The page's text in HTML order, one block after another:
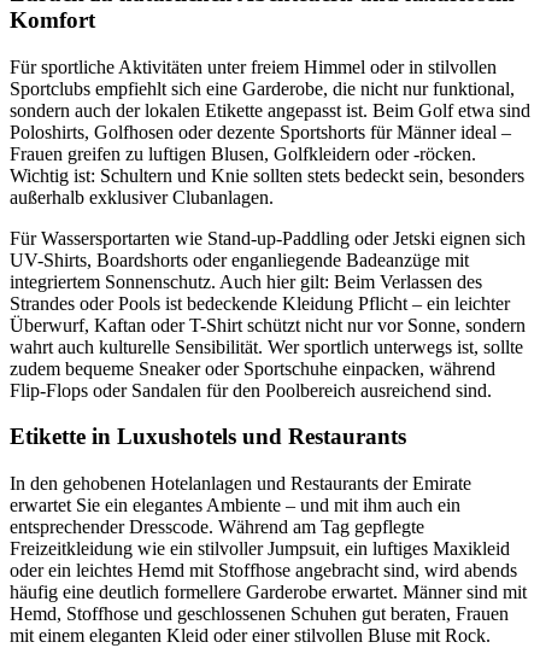
Komfort
Für sportliche Aktivitäten unter freiem Himmel oder in stilvollen
Sportclubs empfiehlt sich eine Garderobe, die nicht nur funktional,
sondern auch der lokalen Etikette angepasst ist. Beim Golf etwa sind
Poloshirts, Golfhosen oder dezente Sportshorts für Männer ideal –
Frauen greifen zu luftigen Blusen, Golfkleidern oder -röcken.
Wichtig ist: Schultern und Knie sollten stets bedeckt sein, besonders
außerhalb exklusiver Clubanlagen.
Für Wassersportarten wie Stand-up-Paddling oder Jetski eignen sich
UV-Shirts, Boardshorts oder enganliegende Badeanzüge mit
integriertem Sonnenschutz. Auch hier gilt: Beim Verlassen des
Strandes oder Pools ist bedeckende Kleidung Pflicht – ein leichter
Überwurf, Kaftan oder T-Shirt schützt nicht nur vor Sonne, sondern
wahrt auch kulturelle Sensibilität. Wer sportlich unterwegs ist, sollte
zudem bequeme Sneaker oder Sportschuhe einpacken, während
Flip-Flops oder Sandalen für den Poolbereich ausreichend sind.
Etikette in Luxushotels und Restaurants
In den gehobenen Hotelanlagen und Restaurants der Emirate
erwartet Sie ein elegantes Ambiente – und mit ihm auch ein
entsprechender Dresscode. Während am Tag gepflegte
Freizeitkleidung wie ein stilvoller Jumpsuit, ein luftiges Maxikleid
oder ein leichtes Hemd mit Stoffhose angebracht sind, wird abends
häufig eine deutlich formellere Garderobe erwartet. Männer sind mit
Hemd, Stoffhose und geschlossenen Schuhen gut beraten, Frauen
mit einem eleganten Kleid oder einer stilvollen Bluse mit Rock.